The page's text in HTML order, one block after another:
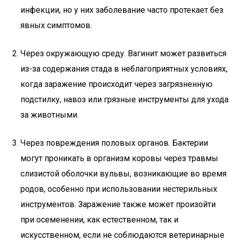
инфекции, но у них заболевание часто протекает без
явных симптомов.
Через окружающую среду. Вагинит может развиться
из-за содержания стада в неблагоприятных условиях,
когда заражение происходит через загрязненную
подстилку, навоз или грязные инструменты для ухода
за животными.
Через повреждения половых органов. Бактерии
могут проникать в организм коровы через травмы
слизистой оболочки вульвы, возникающие во время
родов, особенно при использовании нестерильных
инструментов. Заражение также может произойти
при осеменении, как естественном, так и
искусственном, если не соблюдаются ветеринарные